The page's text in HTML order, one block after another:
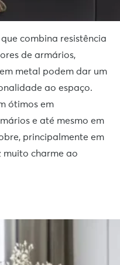
combina resistência
de armários,
metal podem dar um
ao espaço.
ótimos em
e até mesmo em
principalmente em
muito charme ao